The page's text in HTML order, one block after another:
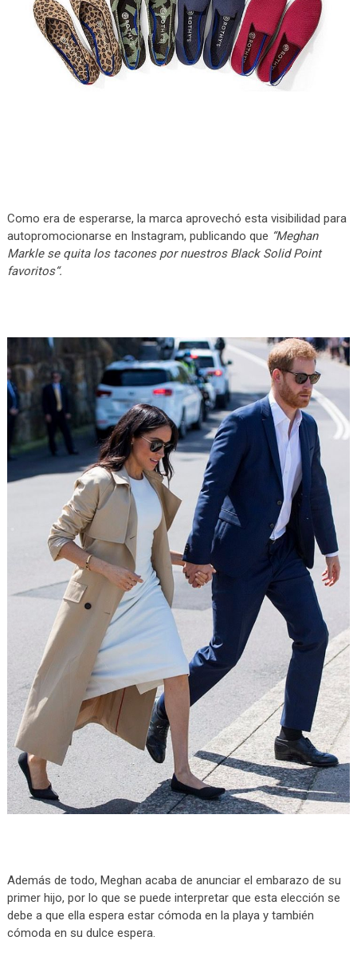
Como era de esperarse, la marca aprovechó esta visibilidad para
autopromocionarse en Instagram, publicando que “Meghan
Markle se quita los tacones por nuestros Black Solid Point
favoritos“.
Además de todo, Meghan acaba de anunciar el embarazo de su
primer hijo, por lo que se puede interpretar que esta elección se
debe a que ella espera estar cómoda en la playa y también
cómoda en su dulce espera.